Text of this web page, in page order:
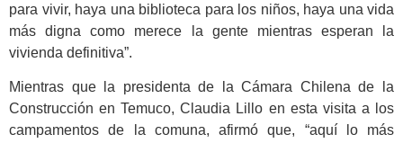
para vivir, haya una biblioteca para los niños, haya una vida
más digna como merece la gente mientras esperan la
vivienda definitiva”.
Mientras que la presidenta de la Cámara Chilena de la
Construcción en Temuco, Claudia Lillo en esta visita a los
campamentos de la comuna, afirmó que, “aquí lo más